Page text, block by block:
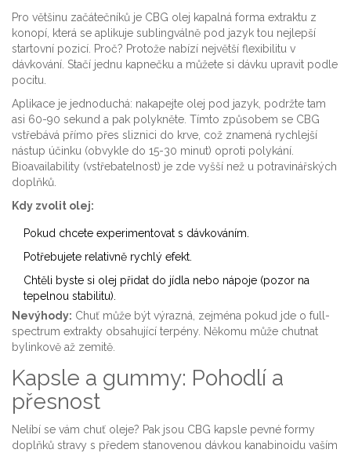
Pro většinu začátečníků je CBG olej kapalná forma extraktu z
konopí, která se aplikuje sublingválně pod jazyk tou nejlepší
startovní pozicí. Proč? Protože nabízí největší flexibilitu v
dávkování. Stačí jednu kapnečku a můžete si dávku upravit podle
pocitu.
Aplikace je jednoduchá: nakapejte olej pod jazyk, podržte tam
asi 60-90 sekund a pak polykněte. Tímto způsobem se CBG
vstřebává přímo přes sliznici do krve, což znamená rychlejší
nástup účinku (obvykle do 15-30 minut) oproti polykání.
Bioavailability (vstřebatelnost) je zde vyšší než u potravinářských
doplňků.
Kdy zvolit olej:
Pokud chcete experimentovat s dávkováním.
Potřebujete relativně rychlý efekt.
Chtěli byste si olej přidat do jídla nebo nápoje (pozor na
tepelnou stabilitu).
Nevýhody: Chuť může být výrazná, zejména pokud jde o full-
spectrum extrakty obsahující terpény. Někomu může chutnat
bylinkově až zemitě.
Kapsle a gummy: Pohodlí a
přesnost
Nelíbí se vám chuť oleje? Pak jsou CBG kapsle pevné formy
doplňků stravy s předem stanovenou dávkou kanabinoidu vaším